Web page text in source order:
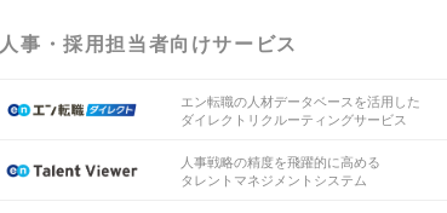
人事・採用担当者向けサービス
エン転職の人材データベースを活用した
ダイレクトリクルーティングサービス
人事戦略の精度を飛躍的に高める
タレントマネジメントシステム